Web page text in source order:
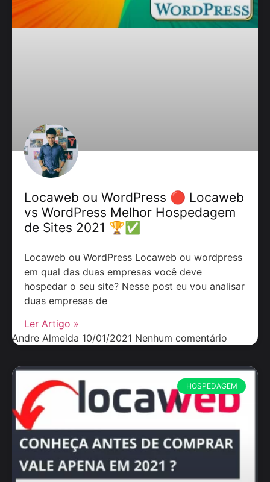
Locaweb ou WordPress 🔴 Locaweb
vs WordPress Melhor Hospedagem
de Sites 2021 🏆✅
Locaweb ou WordPress Locaweb ou wordpress
em qual das duas empresas você deve
hospedar o seu site? Nesse post eu vou analisar
duas empresas de
Ler Artigo »
Andre Almeida 10/01/2021 Nenhum comentário
HOSPEDAGEM